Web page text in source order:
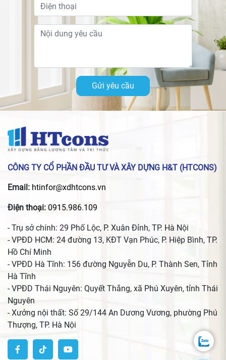
Gửi yêu cầu
CÔNG TY CỔ PHẦN ĐẦU TƯ VÀ XÂY DỰNG H&T (HTCONS)
Email: htinfor@xdhtcons.vn
Điện thoại: 0915.986.109
- Trụ sở chính: 29 Phố Lộc, P. Xuân Đỉnh, TP. Hà Nội
- VPĐD HCM: 24 đường 13, KĐT Vạn Phúc, P. Hiệp Bình, TP.
Hồ Chí Minh
- VPĐD Hà Tĩnh: 156 đường Nguyễn Du, P. Thành Sen, Tỉnh
Hà Tĩnh
- VPĐD Thái Nguyên: Quyết Thắng, xã Phú Xuyên, tỉnh Thái
Nguyên
- Xưởng nội thất: Số 29/144 An Dương Vương, phường Phú
Thượng, TP. Hà Nội